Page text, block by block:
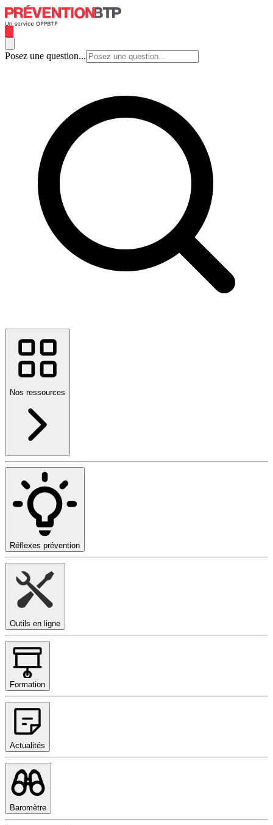
Posez une question...
Nos ressources
Réflexes prévention
Outils en ligne
Formation
Actualités
Baromètre